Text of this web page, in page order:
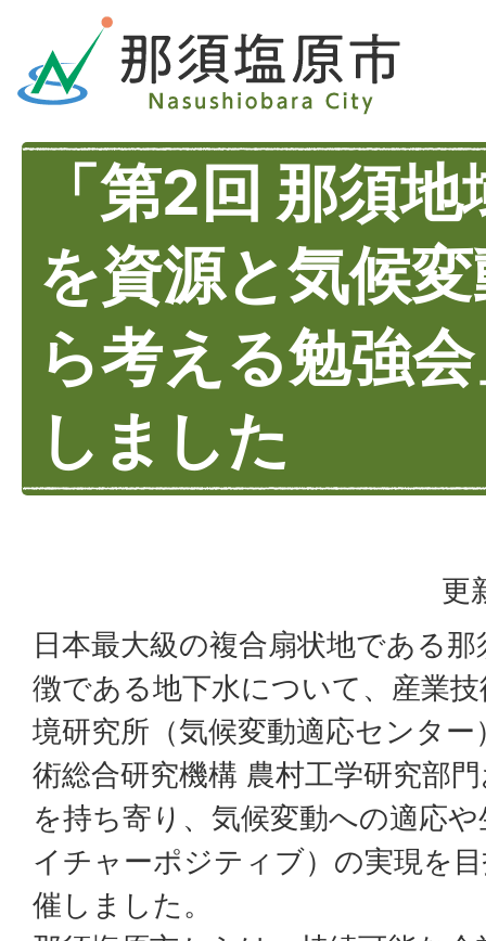
「第2回 那須
を資源と気候
ら考える勉強
しました
更
日本最大級の複合扇状地である
徴である地下水について、産業
境研究所（気候変動適応センタ
術総合研究機構 農村工学研究部
を持ち寄り、気候変動への適応
イチャーポジティブ）の実現を
催しました。